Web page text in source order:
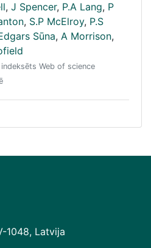
, J Spencer, P.A Lang, P
, S.P McElroy, P.S
Sūna, A Morrison,
Web of science
1048, Latvija